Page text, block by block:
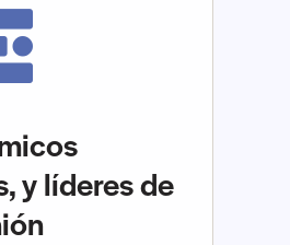
y líderes de